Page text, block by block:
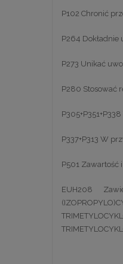
P102 Chronić
P264
P273 Unikać
P280 Stosować
P337+P313 W
P501 Zawartość
EUH208